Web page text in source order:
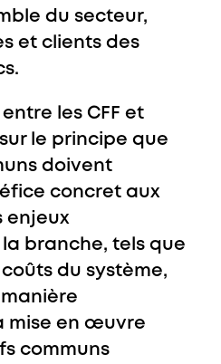
du secteur,
et clients des
les CFF et
le principe que
doivent
concret aux
enjeux
branche, tels que
du système,
mise en œuvre
communs